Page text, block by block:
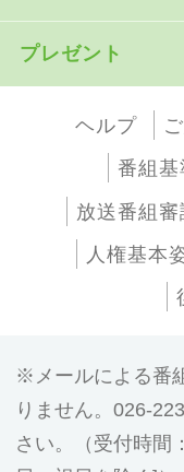
プレゼント
ヘルプ
番組基
放送番組審
人権基本
メールによる番
りません。026-
さい。（受付時間